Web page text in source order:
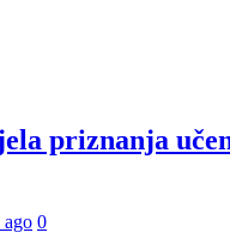
priznanja
ago 0